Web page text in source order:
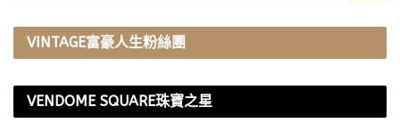
VINTAGE富豪人生粉絲團
VENDOME SQUARE珠寶之星